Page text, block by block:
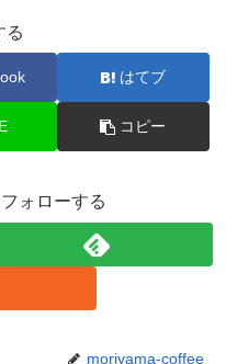
る
はてブ
コピー
ォローする
moriyama-coffee